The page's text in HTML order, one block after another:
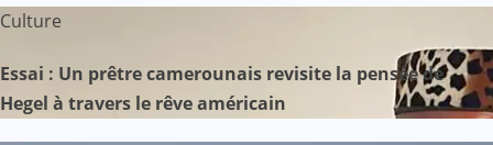
Culture
Essai : Un prêtre camerounais revisite la pensée de
Hegel à travers le rêve américain